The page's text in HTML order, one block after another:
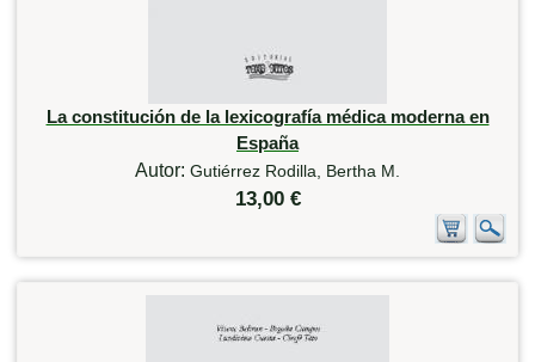
La constitución de la lexicografía médica moderna en
España
Autor: Gutiérrez Rodilla, Bertha M.
13,00 €